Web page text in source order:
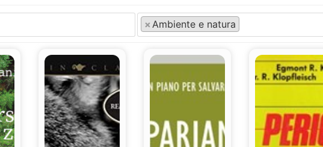
× Ambiente e natura